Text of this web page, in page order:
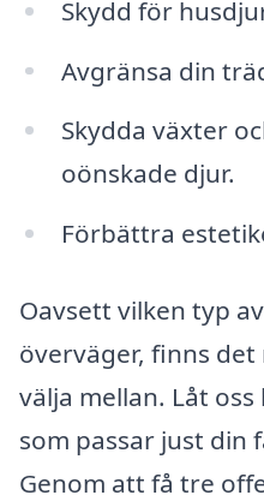
Skydd för
Avgränsa din
Skydda växter
oönskade djur.
Förbättra
Oavsett vilken typ
överväger, finns
välja mellan. Låt
som passar just din
Genom att få tre